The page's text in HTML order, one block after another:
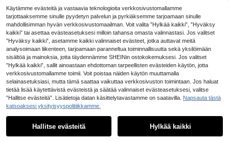
EU Warehouse SHEIN 1 kpl vastasynt
yneen pojan valkoinen lyhythihaine
#1 Myydyimmät Napitettavat poikien haalarit
0
Käytämme evästeitä ja vastaavia teknologioita verkkosivustomallamme
tarjottaaksemme sinulle pyydetyn palvelun ja pyrkiäksemme tarjoamaan sinulle
mahdollisimman hyvän verkkosivustomaailman. Voit valita ”Hylkää kaikki”, ”Hyväksy
kaikki” tai asettaa evästeasetuksesi milloin tahansa omasta valinnastasi. Jos valitset
”Hyväksy kaikki”, asetamme kaikki valinnaiset evästeet, jotka auttavat meitä
analysoimaan liikenteen, tarjoamaan paranneltua toiminnallisuutta sekä yksilöimään
sisältöä ja mainoksia, jotta täydennämme SHEINin ostokokemuksesi. Jos valitset
”Hylkää kaikki”, sallit ainoastaan ehdottoman tarpeellisten evästeiden käytön, jotta
verkkosivustomallamme toimii. Voit poistaa näiden käytön muuttamalla
selainasetuksiasi, mutta tämä saattaa vaikuttaa verkkosivuston toimintaan. Jos haluat
tietää lisää käytettävistä evästeistä ja säätää valinnaiset evästeasetuksesi, valitse
”Hallitse evästeitä”. Lisätietoja datan käsittelytavastamme on saatavilla. Napsauta tästä
katsoaksesi yksityisyyspolitiikkamme.
Hallitse evästeitä Hylkää kaikki